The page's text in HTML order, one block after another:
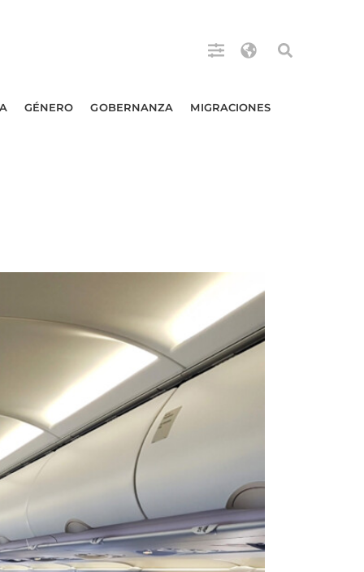
GÉNERO GOBERNANZA MIGRACIONES